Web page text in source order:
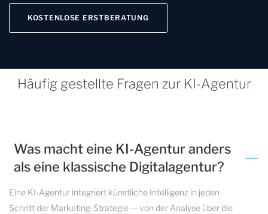
KOSTENLOSE ERSTBERATUNG
Häufig gestellte Fragen zur KI-Agentur
Was macht eine KI-Agentur anders
als eine klassische Digitalagentur?
Eine KI-Agentur integriert künstliche Intelligenz in jeden
Schritt der Marketing-Strategie — von der Analyse über die